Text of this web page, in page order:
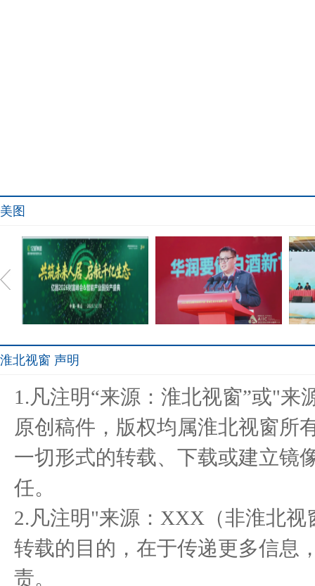
美图
态 亿
正确的
宛如“巨龙” 白到发光 居然
淮北视窗 声明
1.凡注明“来源：淮北视窗”或"
原创稿件，版权均属淮北视窗所
一切形式的转载、下载或建立镜
任。
2.凡注明"来源：XXX（非淮北
转载的目的，在于传递更多信息
责。